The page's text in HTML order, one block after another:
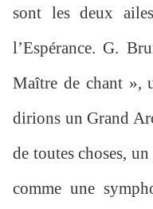
sont les deux
l’Espérance. G.
Maître de chant »,
dirions un Grand
de toutes choses,
comme une